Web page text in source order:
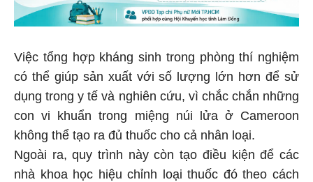
Việc tổng hợp kháng sinh trong phòng thí nghiệm
có thể giúp sản xuất với số lượng lớn hơn để sử
dụng trong y tế và nghiên cứu, vì chắc chắn những
con vi khuẩn trong miệng núi lửa ở Cameroon
không thể tạo ra đủ thuốc cho cả nhân loại.
Ngoài ra, quy trình này còn tạo điều kiện để các
nhà khoa học hiệu chỉnh loại thuốc đó theo cách